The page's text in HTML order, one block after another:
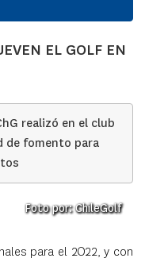
EL GOLF EN
realizó en el club
de fomento para
Foto por: ChileGolf
para el 2022, y con